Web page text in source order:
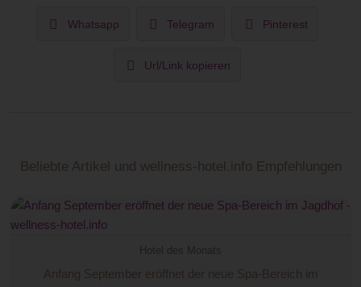
Whatsapp Telegram Pinterest
Url/Link kopieren
Beliebte Artikel und wellness-hotel.info Empfehlungen
Anfang September eröffnet der neue Spa-Bereich im